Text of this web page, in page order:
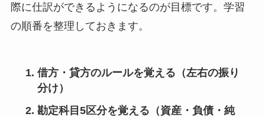
際に仕訳ができるようになるのが目標です。学習
の順番を整理しておきます。
借方・貸方のルールを覚える（左右の振り
分け）
勘定科目5区分を覚える（資産・負債・純